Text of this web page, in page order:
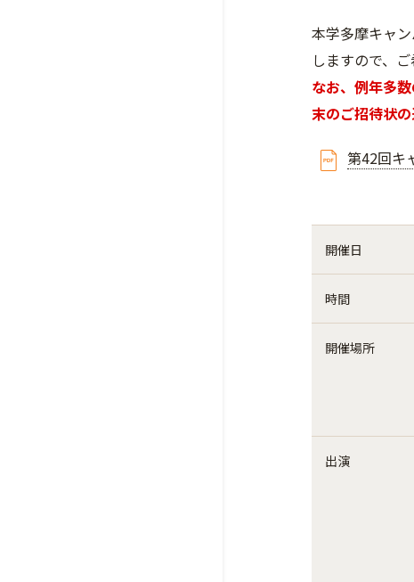
本学多摩キャ
しますので、
なお、例年多
末のご招待状
第42回キ
開催日
時間
開催場所
出演